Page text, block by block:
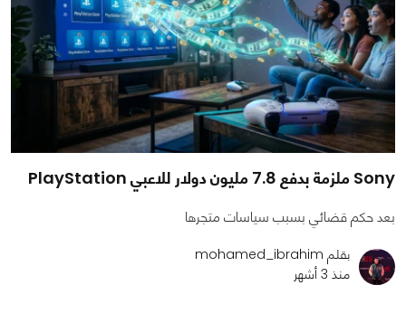
Sony ملزمة بدفع 7.8 مليون دولار للاعبي PlayStation
بعد حكم قضائي بسبب سياسات متجرها
بقلم mohamed_ibrahim
منذ 3 أشهر